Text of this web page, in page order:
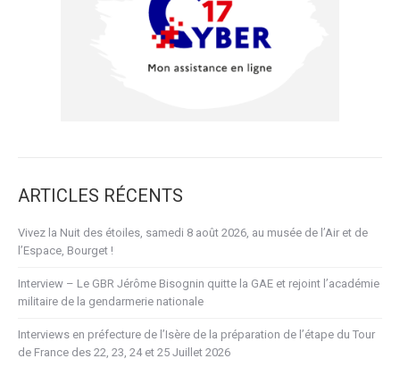
ARTICLES RÉCENTS
Vivez la Nuit des étoiles, samedi 8 août 2026, au musée de l’Air et de
l’Espace, Bourget !
Interview – Le GBR Jérôme Bisognin quitte la GAE et rejoint l’académie
militaire de la gendarmerie nationale
Interviews en préfecture de l’Isère de la préparation de l’étape du Tour
de France des 22, 23, 24 et 25 Juillet 2026